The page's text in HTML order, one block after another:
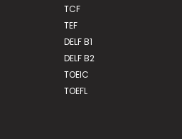
TCF
TEF
DELF B1
DELF B2
TOEIC
TOEFL